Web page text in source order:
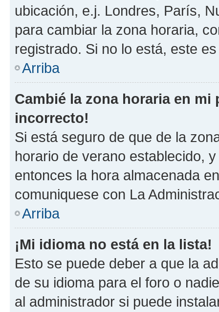
ubicación, e.j. Londres, París,
para cambiar la zona horaria,
registrado. Si no lo está, este
Arriba
Cambié la zona horaria en
incorrecto!
Si está seguro de que de la
horario de verano establecido,
entonces la hora almacenada
comuniquese con La
Arriba
¡Mi idioma no está en la lista!
Esto se puede deber a que la
de su idioma para el foro o
al administrador si puede